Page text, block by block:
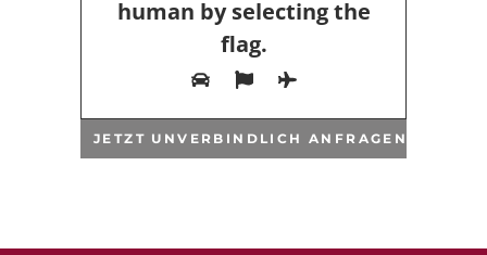
human by selecting the
flag.